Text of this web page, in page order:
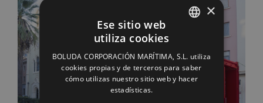
ENGLISH
FRENCH
×
Ese sitio web
utiliza cookies
BOLUDA CORPORACIÓN MARÍTIMA, S.L. utiliza
cookies propias y de terceros para saber
cómo utilizas nuestro sitio web y hacer
estadísticas.